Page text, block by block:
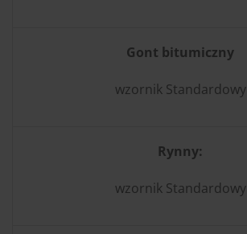
Gont bitumiczny
wzornik Standardowy
Rynny:
wzornik Standardowy